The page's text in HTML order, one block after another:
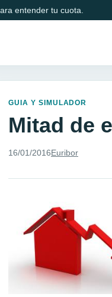
entender tu cuota.
GUIA Y SIMULADOR
Mitad de
16/01/2016Euribor